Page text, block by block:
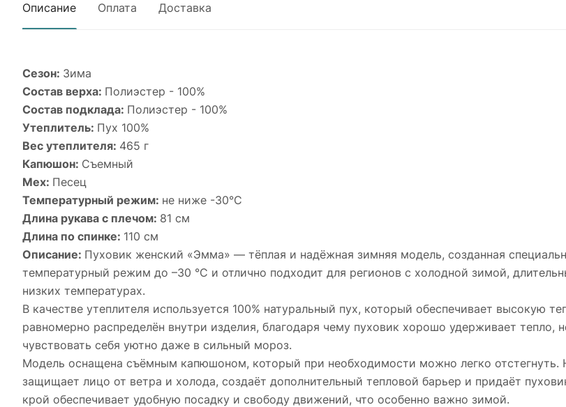
Описание Оплата Доставка
Сезон: Зима
Состав верха: Полиэстер - 100%
Состав подклада: Полиэстер - 100%
Утеплитель: Пух 100%
Вес утеплителя: 465 г
Капюшон: Съемный
Мех: Песец
Температурный режим: не ниже -30°С
Длина рукава с плечом: 81 см
Длина по спинке: 110 см
Описание: Пуховик женский «Эмма» — тёплая и надёжная зимняя модель, созданная
температурный режим до –30 °C и отлично подходит для регионов с холодной зимой,
низких температурах.
В качестве утеплителя используется 100% натуральный пух, который обеспечивает высокую
равномерно распределён внутри изделия, благодаря чему пуховик хорошо удерживает тепло,
чувствовать себя уютно даже в сильный мороз.
Модель оснащена съёмным капюшоном, который при необходимости можно легко отстегнуть.
защищает лицо от ветра и холода, создаёт дополнительный тепловой барьер и придаёт
крой обеспечивает удобную посадку и свободу движений, что особенно важно зимой.